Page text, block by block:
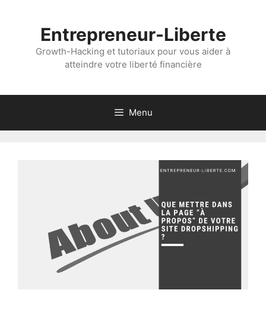
Entrepreneur-Liberte
Growth-Hacking et tutoriaux pour vous aider à
atteindre votre liberté financière
Menu